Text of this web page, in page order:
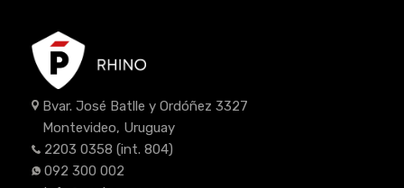
Bvar. José Batlle y Ordóñez 3327
Montevideo, Uruguay
2203 0358 (int. 804)
092 300 002